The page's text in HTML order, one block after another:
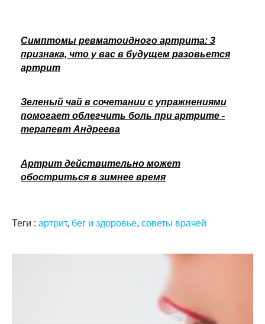
Симптомы ревматоидного артрита: 3
признака, что у вас в будущем разовьется
артрит
Зеленый чай в сочетании с упражнениями
помогает облегчить боль при артрите -
терапевт Андреева
Артрит действительно может
обостриться в зимнее время
Теги : артрит, бег и здоровье, советы врачей